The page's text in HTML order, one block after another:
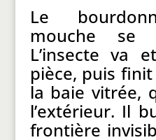
Le
mouche se
L’insecte va
pièce, puis
la baie vitrée,
l’extérieur. Il
frontière